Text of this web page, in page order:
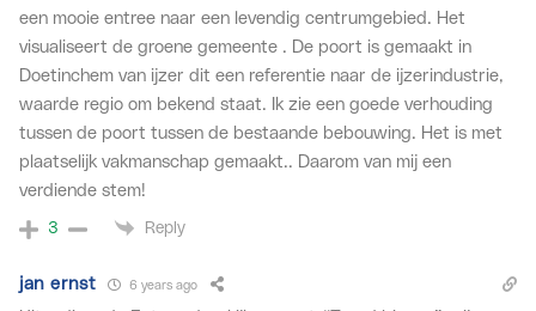
een mooie entree naar een levendig centrumgebied. Het
visualiseert de groene gemeente . De poort is gemaakt in
Doetinchem van ijzer dit een referentie naar de ijzerindustrie,
waarde regio om bekend staat. Ik zie een goede verhouding
tussen de poort tussen de bestaande bebouwing. Het is met
plaatselijk vakmanschap gemaakt.. Daarom van mij een
verdiende stem!
3 Reply
jan ernst 6 years ago